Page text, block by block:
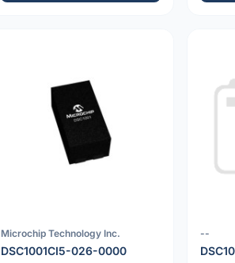
Microchip Technology Inc.
DSC1001CI5-026-0000
--